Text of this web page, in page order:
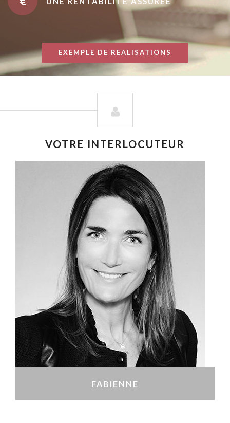
EXEMPLE DE REALISATIONS
VOTRE INTERLOCUTEUR
FABIENNE